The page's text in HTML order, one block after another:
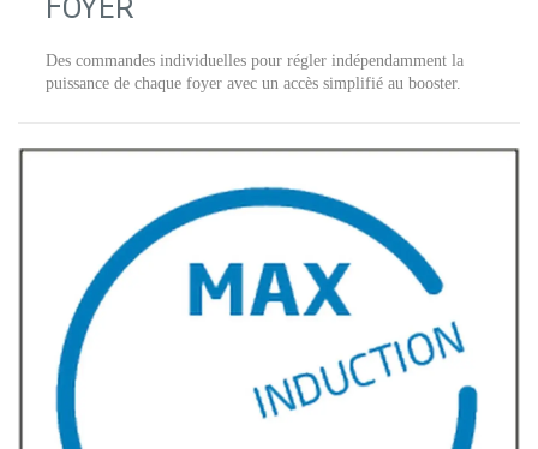
Des commandes individuelles pour régler indépendamment la
puissance de chaque foyer avec un accès simplifié au booster.